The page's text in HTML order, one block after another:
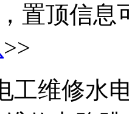
，置顶信息
>>